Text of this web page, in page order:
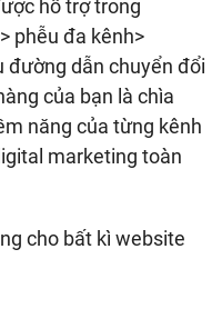
hỗ trợ trong
phễu đa kênh>
đường dẫn chuyển đổi
của bạn là chìa
năng của từng kênh
marketing toàn